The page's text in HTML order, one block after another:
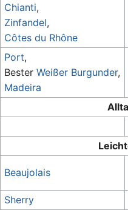
Chianti,
Zinfandel,
Côtes du Rhône
Port,
BesterWeißer Burgunder,
Madeira
Beaujolais
Sherry